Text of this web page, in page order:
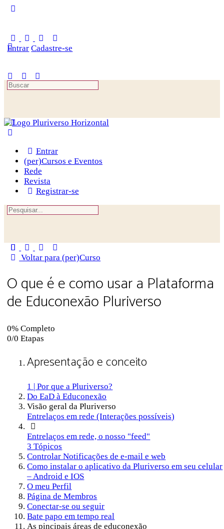
Entrar Cadastre-se
Procurar
Entrar
(per)Cursos e Eventos
Rede
Revista
Registrar-se
Procurar
Close
search
Voltar para (per)Curso
O que é e como usar a Plataforma
de Educonexão Pluriverso
0% Completo
0/0 Etapas
Apresentação e conceito
1 | Por que a Pluriverso?
Do EaD à Educonexão
Visão geral da Pluriverso
Entrelaços em rede (Interações possíveis)
Entrelaços em rede, o nosso "feed"
3 Tópicos
Controlar Notificações de e-mail e web
Como instalar o aplicativo da Pluriverso em seu celular
– Android e IOS
O meu Perfil
Página de Membros
Conectar-se ou seguir
Bate papo em tempo real
As pincipais áreas de educonexão